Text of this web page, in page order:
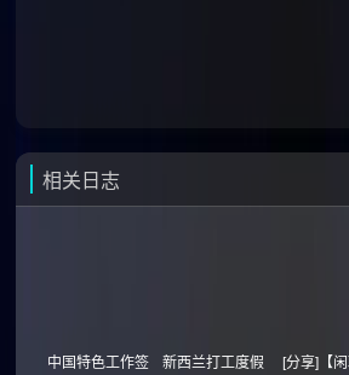
相关日志
中国特色工作签
新西兰打工度假
[分享]【